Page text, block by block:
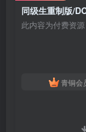
同级生重制版/
此内容为付费资
青铜会